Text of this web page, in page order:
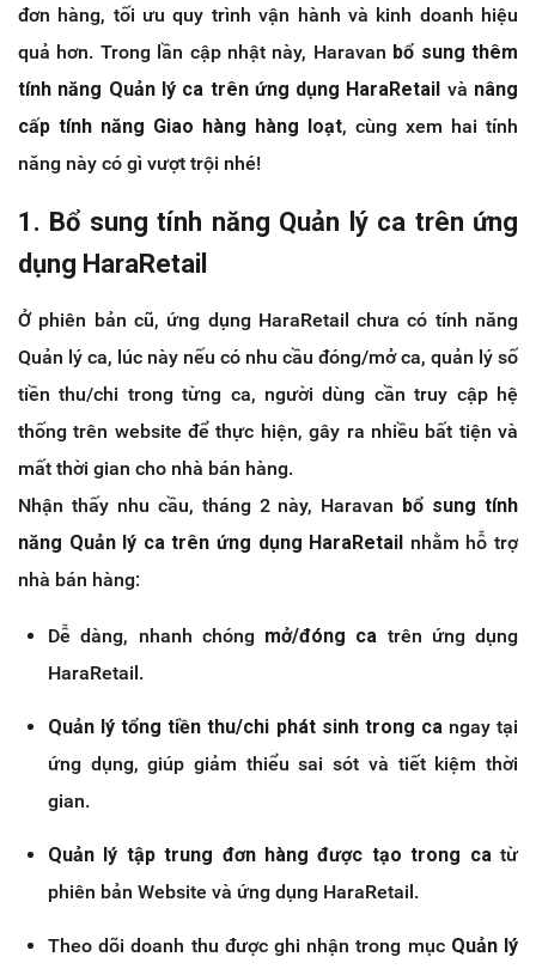
đơn hàng, tối ưu quy trình vận hành và kinh doanh hiệu
quả hơn. Trong lần cập nhật này, Haravan bổ sung thêm
tính năng Quản lý ca trên ứng dụng HaraRetail và nâng
cấp tính năng Giao hàng hàng loạt, cùng xem hai tính
năng này có gì vượt trội nhé!
1. Bổ sung tính năng Quản lý ca trên ứng
dụng HaraRetail
Ở phiên bản cũ, ứng dụng HaraRetail chưa có tính năng
Quản lý ca, lúc này nếu có nhu cầu đóng/mở ca, quản lý số
tiền thu/chi trong từng ca, người dùng cần truy cập hệ
thống trên website để thực hiện, gây ra nhiều bất tiện và
mất thời gian cho nhà bán hàng.
Nhận thấy nhu cầu, tháng 2 này, Haravan bổ sung tính
năng Quản lý ca trên ứng dụng HaraRetail nhằm hỗ trợ
nhà bán hàng:
Dễ dàng, nhanh chóng mở/đóng ca trên ứng dụng
HaraRetail.
Quản lý tổng tiền thu/chi phát sinh trong ca ngay tại
ứng dụng, giúp giảm thiểu sai sót và tiết kiệm thời
gian.
Quản lý tập trung đơn hàng được tạo trong ca từ
phiên bản Website và ứng dụng HaraRetail.
Theo dõi doanh thu được ghi nhận trong mục Quản lý